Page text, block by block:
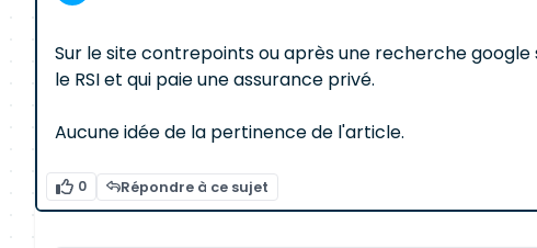
Sur le site contrepoints ou après une recherche
le RSI et qui paie une assurance privé.
Aucune idée de la pertinence de l'article.
0 Répondre à ce sujet